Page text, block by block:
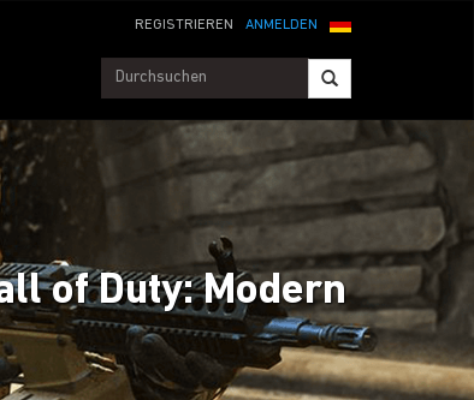
ANMELDEN
REGISTRIEREN
of Duty: Modern